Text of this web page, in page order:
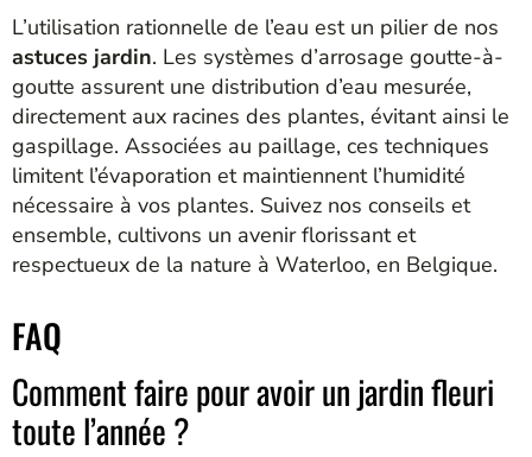
L’utilisation rationnelle de l’eau est un pilier de nos
astuces jardin. Les systèmes d’arrosage goutte-à-
goutte assurent une distribution d’eau mesurée,
directement aux racines des plantes, évitant ainsi le
gaspillage. Associées au paillage, ces techniques
limitent l’évaporation et maintiennent l’humidité
nécessaire à vos plantes. Suivez nos conseils et
ensemble, cultivons un avenir florissant et
respectueux de la nature à Waterloo, en Belgique.
FAQ
Comment faire pour avoir un jardin fleuri
toute l’année ?